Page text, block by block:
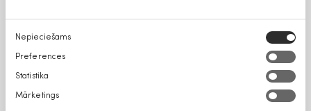
Piekrišanas
izvēle
Nepieciešams
Preferences
Statistika
Mārketings